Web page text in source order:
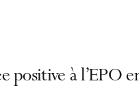
positive à l’EPO